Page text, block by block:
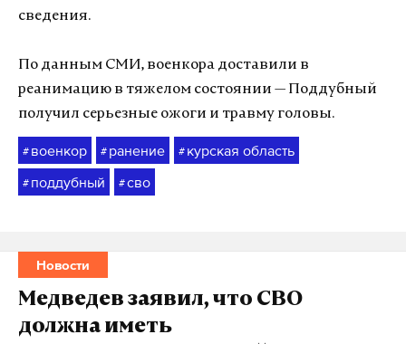
сведения.
По данным СМИ, военкора доставили в
реанимацию в тяжелом состоянии — Поддубный
получил серьезные ожоги и травму головы.
# военкор # ранение # курская область
# поддубный #сво
Новости
Медведев заявил, что СВО
должна иметь